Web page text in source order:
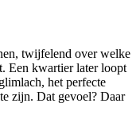
twijfelend over welke
Een kwartier later loopt
het perfecte
zijn. Dat gevoel? Daar